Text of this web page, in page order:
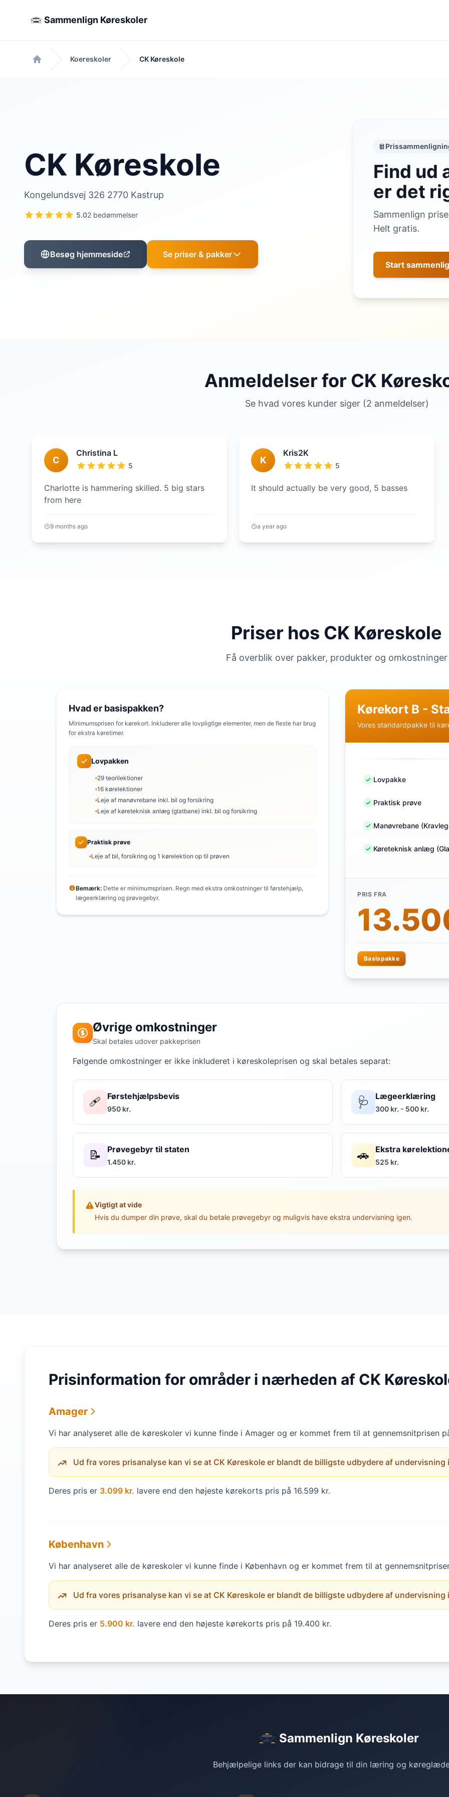
Sammenlign Køreskoler
Forside
Koereskoler CK Køreskole
CK Køreskole
Kongelundsvej 326 2770 Kastrup
5.02 bedømmelser
Besøg hjemmeside Se priser & pakker
Find ud
er det
Sammenlign
Helt gratis.
Start
Anmeldelser for CK
Se hvad vores kunder siger (2 anmeldelser)
C
Christina L
5
Charlotte is hammering skilled. 5 big stars
from here
9 months ago
K
Kris2K
5
It should actually be very good, 5 basses
a year ago
Priser hos CK Køreskole
Få overblik over pakker, produkter og omkostninger
Hvad er basispakken?
Minimumsprisen for kørekort. Inkluderer alle lovpligtige elementer, men de fleste har brug
for ekstra køretimer.
Lovpakken
29 teorilektioner
16 kørelektioner
Leje af manøvrebane inkl. bil og forsikring
Leje af køreteknisk anlæg (glatbane) inkl. bil og forsikring
Praktisk prøve
Leje af bil, forsikring og 1 kørelektion op til prøven
Bemærk: Dette er minimumsprisen. Regn med ekstra omkostninger til førstehjælp,
lægeerklæring og prøvegebyr.
Kørekort B -
Vores standardpakke til
Lovpakke
Praktisk prøve
Manøvrebane
Køreteknisk anlæg
PRIS FRA
Basispakke
Øvrige omkostninger
Skal betales udover pakkeprisen
Følgende omkostninger er ikke inkluderet i køreskoleprisen og skal betales separat:
🩹 Førstehjælpsbevis
950 kr. 🩺 Lægeerklæring
300 kr. - 500 kr.
📝 Prøvegebyr til staten
1.450 kr. 🚗 Ekstra
525 kr.
Vigtigt at vide
Hvis du dumper din prøve, skal du betale prøvegebyr og muligvis have ekstra undervisning igen.
Prisinformation for områder i nærheden af CK
Amager
Vi har analyseret alle de køreskoler vi kunne finde i Amager og er kommet frem til at gennemsnitprisen
Ud fra vores prisanalyse kan vi se at CK Køreskole er blandt de billigste udbydere af
Deres pris er 3.099 kr. lavere end den højeste kørekorts pris på 16.599 kr.
København
Vi har analyseret alle de køreskoler vi kunne finde i København og er kommet frem til at
Ud fra vores prisanalyse kan vi se at CK Køreskole er blandt de billigste udbydere af
Deres pris er 5.900 kr. lavere end den højeste kørekorts pris på 19.400 kr.
Sammenlign Køreskoler
Behjælpelige links der kan bidrage til din læring og